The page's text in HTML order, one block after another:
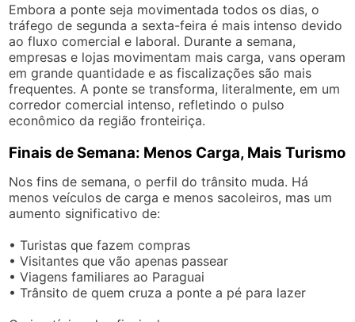
Embora a ponte seja movimentada todos os dias, o
tráfego de segunda a sexta-feira é mais intenso devido
ao fluxo comercial e laboral. Durante a semana,
empresas e lojas movimentam mais carga, vans operam
em grande quantidade e as fiscalizações são mais
frequentes. A ponte se transforma, literalmente, em um
corredor comercial intenso, refletindo o pulso
econômico da região fronteiriça.
Finais de Semana: Menos Carga, Mais Turismo
Nos fins de semana, o perfil do trânsito muda. Há
menos veículos de carga e menos sacoleiros, mas um
aumento significativo de:
• Turistas que fazem compras
• Visitantes que vão apenas passear
• Viagens familiares ao Paraguai
• Trânsito de quem cruza a ponte a pé para lazer